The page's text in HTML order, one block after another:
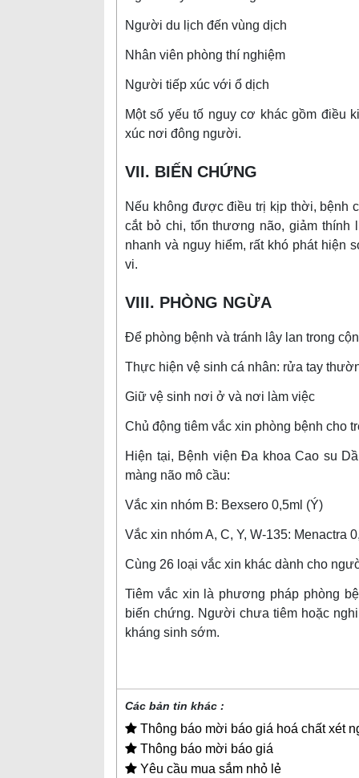
Người du lịch đến vùng dịch
Nhân viên phòng thí nghiệm
Người tiếp xúc với ổ dịch
Một số yếu tố nguy cơ khác gồm điều
xúc nơi đông người.
VII. BIẾN CHỨNG
Nếu không được điều trị kịp thời, bệnh
cắt bỏ chi, tổn thương não, giảm thính
nhanh và nguy hiểm, rất khó phát hiện
vi.
VIII. PHÒNG NGỪA
Để phòng bệnh và tránh lây lan trong
Thực hiện vệ sinh cá nhân: rửa tay
Giữ vệ sinh nơi ở và nơi làm việc
Chủ động tiêm vắc xin phòng bệnh cho
Hiện tại, Bệnh viện Đa khoa Cao su
màng não mô cầu:
Vắc xin nhóm B: Bexsero 0,5ml (Ý)
Vắc xin nhóm A, C, Y, W-135: Menactra
Cùng 26 loại vắc xin khác dành cho
Tiêm vắc xin là phương pháp phòng
biến chứng. Người chưa tiêm hoặc
kháng sinh sớm.
Các bản tin khác :
Thông báo mời báo giá hoá chất xét
Thông báo mời báo giá
Yêu cầu mua sắm nhỏ lẻ